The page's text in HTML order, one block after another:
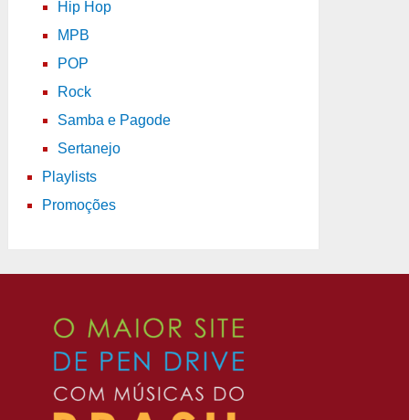
Hip Hop
MPB
POP
Rock
Samba e Pagode
Sertanejo
Playlists
Promoções